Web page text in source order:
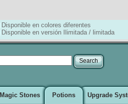
Disponible en colores diferentes
Disponible en versión Ilimitada / limitada
Magic Stones Potions Upgrade